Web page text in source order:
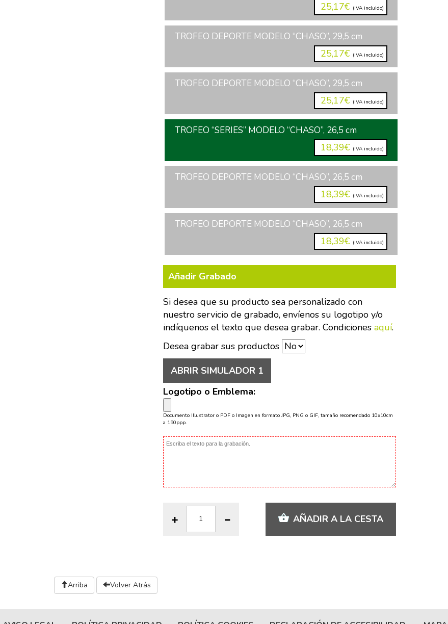
25,17€ (IVA incluido)
TROFEO DEPORTE MODELO “CHASO”, 29,5 cm
25,17€ (IVA incluido)
TROFEO DEPORTE MODELO “CHASO”, 29,5 cm
25,17€ (IVA incluido)
TROFEO “SERIES” MODELO “CHASO”, 26,5 cm
18,39€ (IVA incluido)
TROFEO DEPORTE MODELO “CHASO”, 26,5 cm
18,39€ (IVA incluido)
TROFEO DEPORTE MODELO “CHASO”, 26,5 cm
18,39€ (IVA incluido)
Añadir Grabado
Si desea que su producto sea personalizado con
nuestro servicio de grabado, envíenos su logotipo y/o
indíquenos el texto que desea grabar. Condiciones aquí.
Desea grabar sus productos
ABRIR SIMULADOR 1
Logotipo o Emblema:
Documento Illustrator o PDF o Imagen en formato JPG, PNG o GIF, tamaño recomendado 10x10cm
a 150ppp.
AÑADIR A LA CESTA
Arriba Volver Atrás